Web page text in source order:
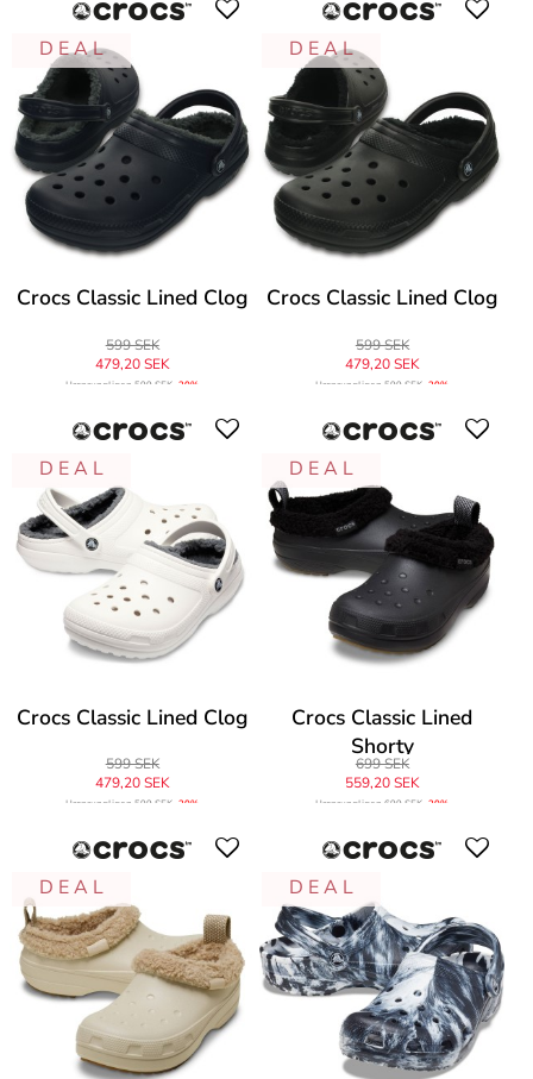
D E A L
Crocs Classic Lined Clog
599 SEK
479,20 SEK
Ursprungligen599 SEK -20%
D E A L
Crocs Classic Lined Clog
599 SEK
479,20 SEK
Ursprungligen599 SEK -20%
D E A L
Crocs Classic Lined Clog
599 SEK
479,20 SEK
Ursprungligen599 SEK -20%
D E A L
Crocs Classic Lined
Shorty
699 SEK
559,20 SEK
Ursprungligen699 SEK -20%
D E A L D E A L